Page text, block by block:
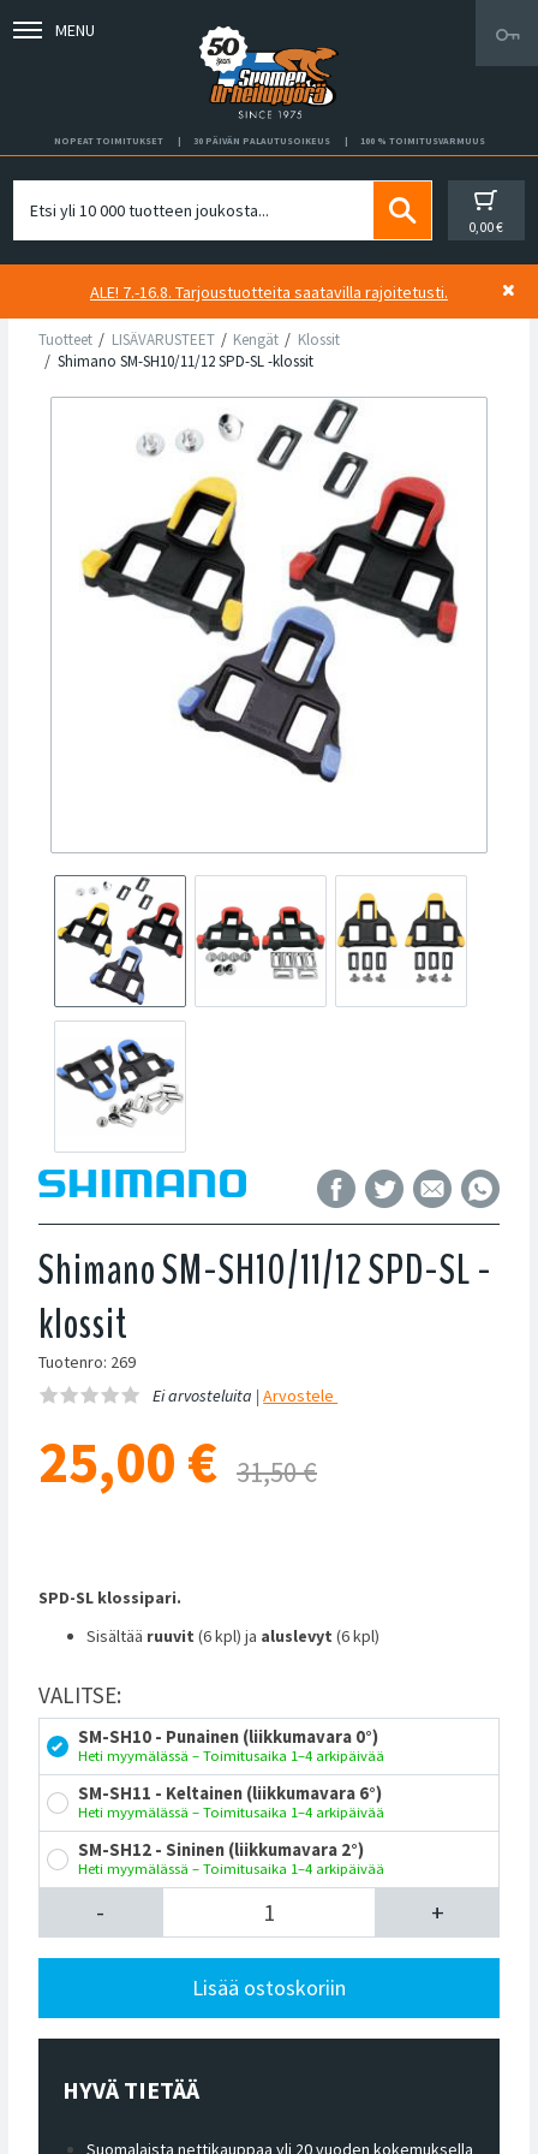
MENU
NOPEAT TOIMITUKSET 30 PÄIVÄN PALAUTUSOIKEUS 100 % TOIMITUSVARMUUS
0,00 €
ALE! 7.-16.8. Tarjoustuotteita saatavilla rajoitetusti.
Tuotteet LISÄVARUSTEET Kengät
Klossit
Shimano SM-SH10/11/12 SPD-SL -klossit
Shimano SM-SH10/11/12 SPD-SL -
klossit
Tuotenro: 269
Ei arvosteluita |Arvostele
25,00 € 31,50 €
SPD-SL klossipari.
Sisältää ruuvit (6 kpl) ja aluslevyt (6 kpl)
VALITSE:
SM-SH10 - Punainen (liikkumavara 0°)
Heti myymälässä – Toimitusaika 1–4 arkipäivää
SM-SH11 - Keltainen (liikkumavara 6°)
Heti myymälässä – Toimitusaika 1–4 arkipäivää
SM-SH12 - Sininen (liikkumavara 2°)
Heti myymälässä – Toimitusaika 1–4 arkipäivää
- +
Lisää ostoskoriin
HYVÄ TIETÄÄ
Suomalaista nettikauppaa yli 20 vuoden kokemuksella